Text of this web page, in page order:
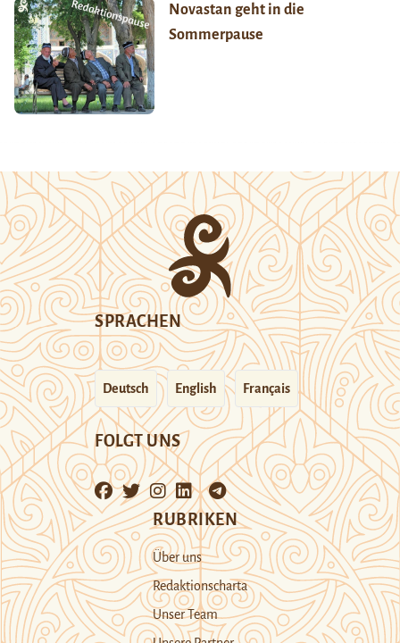
Novastan geht in die
Sommerpause
SPRACHEN
Deutsch English Français
FOLGT UNS
RUBRIKEN
Über uns
Redaktionscharta
Unser Team